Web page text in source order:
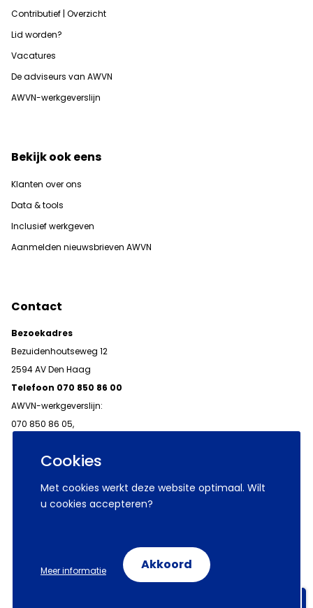
Cookies
Met cookies werkt deze website optimaal. Wilt
u cookies accepteren?
Meer informatie Akkoord
Contributief | Overzicht
Lid worden?
Vacatures
De adviseurs van AWVN
AWVN-werkgeverslijn
Bekijk ook eens
Klanten over ons
Data & tools
Inclusief werkgeven
Aanmelden nieuwsbrieven AWVN
Contact
Bezoekadres
Bezuidenhoutseweg 12
2594 AV Den Haag
Telefoon 070 850 86 00
AWVN-werkgeverslijn:
070 850 86 05,
© 2026 AWVN
Volg ons op: